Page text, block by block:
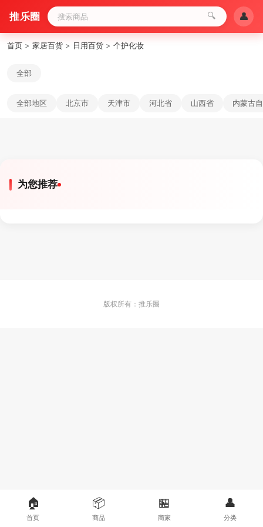
推乐圈 🔍 👤
首页 > 家居百货 > 日用百货 > 个护化妆
全部
全部地区 北京市 天津市 河北省 山西省 内蒙古
为您推荐
版权所有：推乐圈
🏠
首页
📦
商品
🏪
商家
👤
分类